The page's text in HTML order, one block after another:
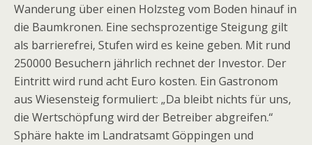
Wanderung über einen Holzsteg vom Boden hinauf in
die Baumkronen. Eine sechsprozentige Steigung gilt
als barrierefrei, Stufen wird es keine geben. Mit rund
250000 Besuchern jährlich rechnet der Investor. Der
Eintritt wird rund acht Euro kosten. Ein Gastronom
aus Wiesensteig formuliert: „Da bleibt nichts für uns,
die Wertschöpfung wird der Betreiber abgreifen.“
Sphäre hakte im Landratsamt Göppingen und